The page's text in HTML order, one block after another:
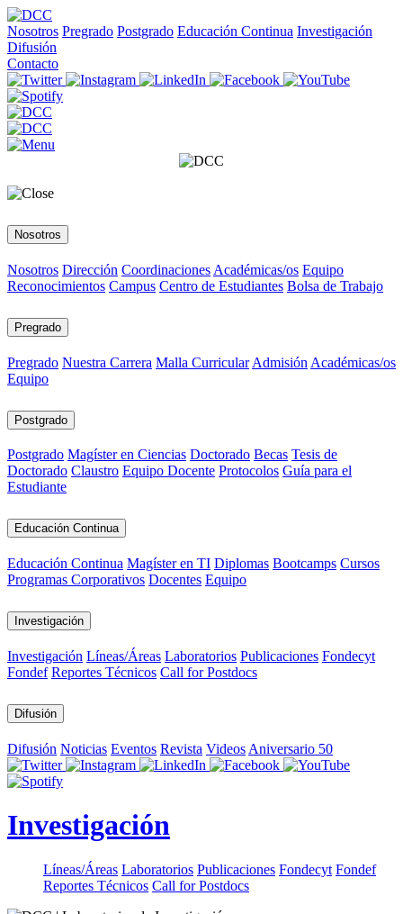
Nosotros Pregrado Postgrado Educación Continua Investigación
Difusión
Contacto
Nosotros
Nosotros Dirección Coordinaciones Académicas/os Equipo
Reconocimientos Campus Centro de Estudiantes Bolsa de Trabajo
Pregrado
Pregrado Nuestra Carrera Malla Curricular Admisión Académicas/os
Equipo
Postgrado
Postgrado Magíster en Ciencias Doctorado Becas Tesis de
Doctorado Claustro Equipo Docente Protocolos Guía para el
Estudiante
Educación Continua
Educación Continua Magíster en TI Diplomas Bootcamps Cursos
Programas Corporativos Docentes Equipo
Investigación
Investigación Líneas/Áreas Laboratorios Publicaciones Fondecyt
Fondef Reportes Técnicos Call for Postdocs
Difusión
Difusión Noticias Eventos Revista Videos Aniversario 50
Investigación
Líneas/Áreas Laboratorios Publicaciones Fondecyt Fondef
Reportes Técnicos Call for Postdocs